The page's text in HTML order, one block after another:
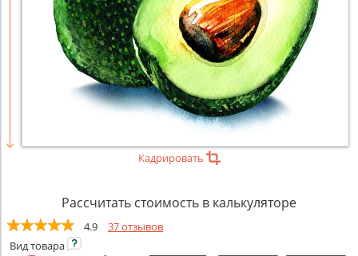
Кадрировать
Рассчитать стоимость в калькуляторе
4.9
37 отзывов
Видтовара